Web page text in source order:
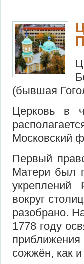
(бывшая
Церковь в
Московский
Первый
Матери был
укреплений
вокруг
разобрано.
1778 году
сожжён, как и